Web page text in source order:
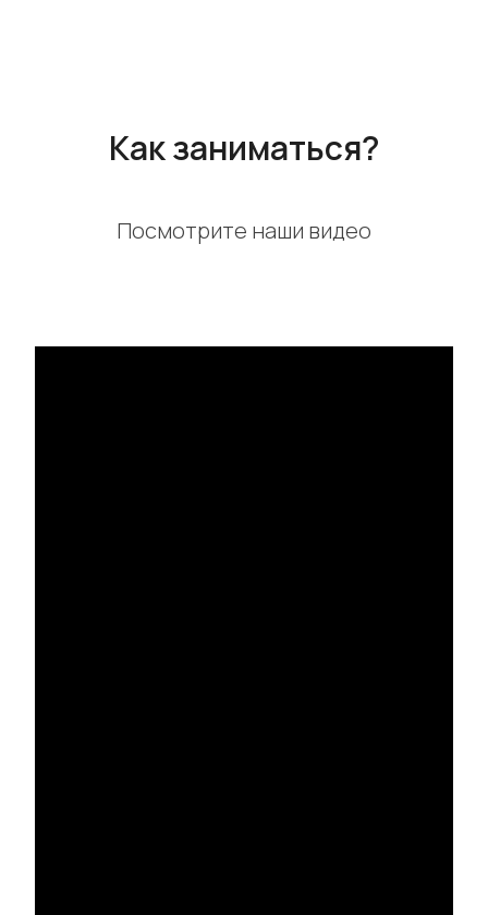
Как заниматься?
Посмотрите наши видео